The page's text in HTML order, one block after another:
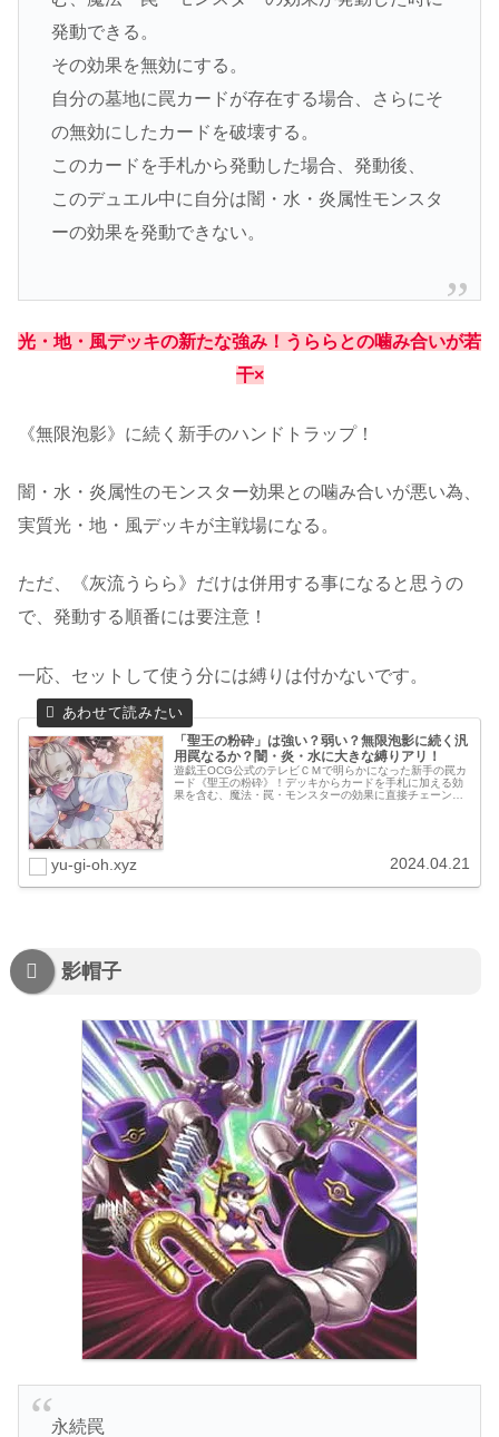
発動できる。
その効果を無効にする。
自分の墓地に罠カードが存在する場合、さらにそ
の無効にしたカードを破壊する。
このカードを手札から発動した場合、発動後、
このデュエル中に自分は闇・水・炎属性モンスタ
ーの効果を発動できない。
光・地・風デッキの新たな強み！うららとの噛み合いが若
干×
《無限泡影》に続く新手のハンドトラップ！
闇・水・炎属性のモンスター効果との噛み合いが悪い為、
実質光・地・風デッキが主戦場になる。
ただ、《灰流うらら》だけは併用する事になると思うの
で、発動する順番には要注意！
一応、セットして使う分には縛りは付かないです。
「聖王の粉砕」は強い？弱い？無限泡影に続く汎
用罠なるか？闇・炎・水に大きな縛りアリ！
遊戯王OCG公式のテレビＣＭで明らかになった新手の罠カ
ード《聖王の粉砕》！デッキからカードを手札に加える効
果を含む、魔法・罠・モンスターの効果に直接チェーン
yu-gi-oh.xyz 2024.04.21
影帽子
永続罠